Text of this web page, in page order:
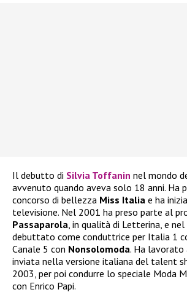
Il debutto di Silvia Toffanin nel mondo
avvenuto quando aveva solo 18 anni. Ha
concorso di bellezza Miss Italia e ha
televisione. Nel 2001 ha preso parte al
Passaparola , in qualità di Letterina, e
debuttato come conduttrice per Italia 1
Canale 5 con Nonsolomoda. Ha lavorato
inviata nella versione italiana del talent
2003, per poi condurre lo speciale Moda
con Enrico Papi.